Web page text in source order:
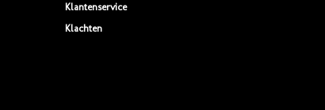
Klantenservice
Klachten